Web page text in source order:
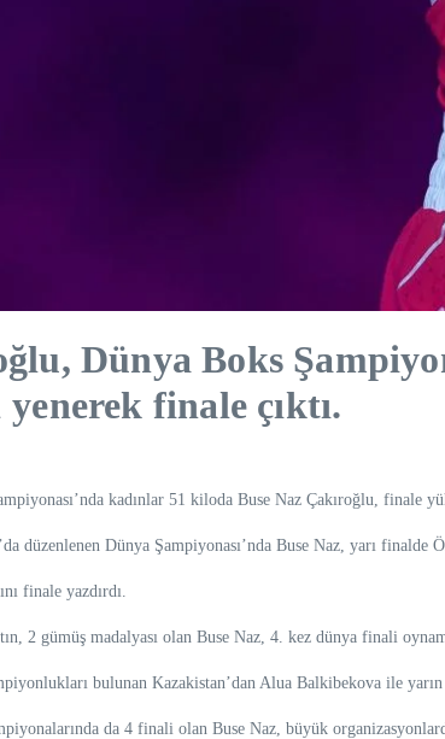
Dünya Boks
finale çıktı.
kadınlar 51 kiloda Buse Naz Çakıroğlu, finale
düzenlenen Dünya Şampiyonası’nda Buse Naz, yarı finalde
finale yazdırdı.
2 gümüş madalyası olan Buse Naz, 4. kez dünya finali
bulunan Kazakistan’dan Alua Balkibekova ile yarın
da 4 finali olan Buse Naz, büyük